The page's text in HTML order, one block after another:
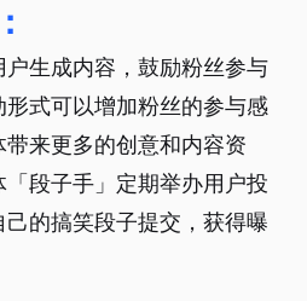
生成内容，鼓励粉丝参与
式可以增加粉丝的参与感
来更多的创意和内容资
段子手」定期举办用户投
的搞笑段子提交，获得曝